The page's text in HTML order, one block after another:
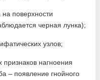
на поверхности
черная лунка);
узлов;
нагноения
– появление гнойного